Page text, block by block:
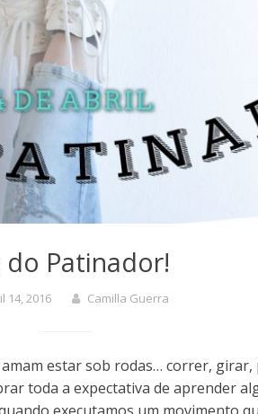
do Patinador!
14, 2016 Camilla Guerra
estar sob rodas… correr, girar,
toda a expectativa de aprender
executamos um movimento